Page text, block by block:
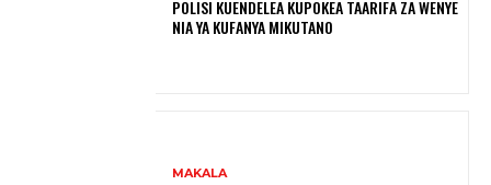
POLISI KUENDELEA KUPOKEA TAARIFA ZA WENYE
NIA YA KUFANYA MIKUTANO
MAKALA